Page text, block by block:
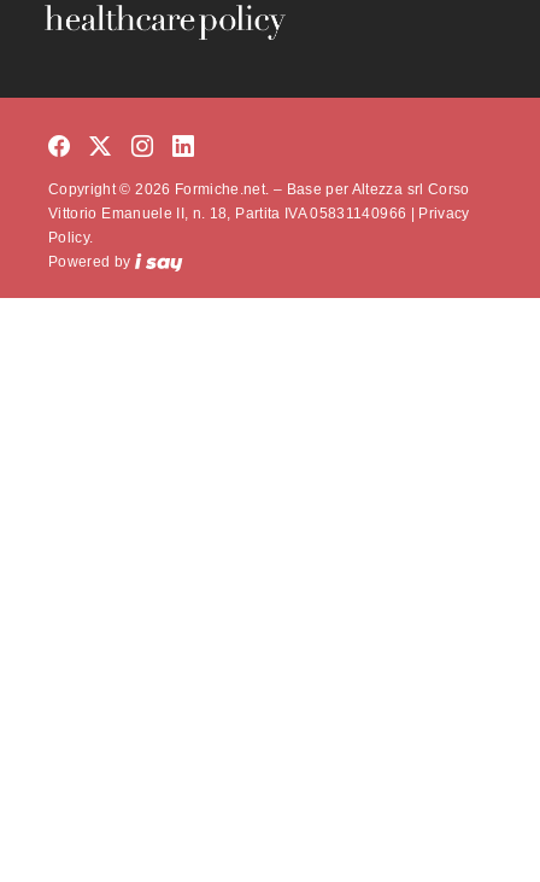
Copyright © 2026 Formiche.net. – Base per Altezza srl Corso
Vittorio Emanuele II, n. 18, Partita IVA 05831140966 | Privacy
Policy.
Powered by